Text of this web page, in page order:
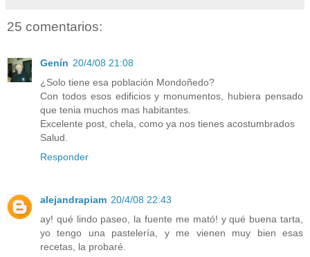
25 comentarios:
Genín 20/4/08 21:08
¿Solo tiene esa población Mondoñedo?
Con todos esos edificios y monumentos, hubiera pensado
que tenia muchos mas habitantes.
Excelente post, chela, como ya nos tienes acostumbrados
Salud.
Responder
alejandrapiam 20/4/08 22:43
ay! qué lindo paseo, la fuente me mató! y qué buena tarta,
yo tengo una pastelería, y me vienen muy bien esas
recetas, la probaré.